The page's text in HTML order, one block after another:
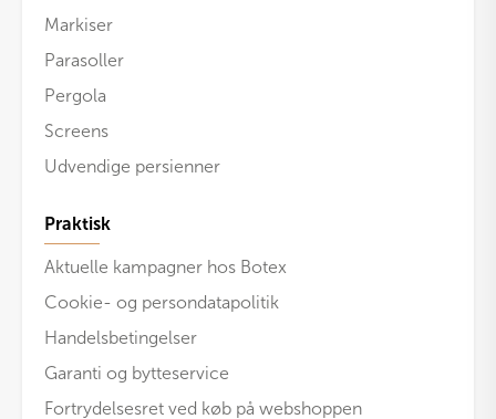
Markiser
Parasoller
Pergola
Screens
Udvendige persienner
Praktisk
Aktuelle kampagner hos Botex
Cookie- og persondatapolitik
Handelsbetingelser
Garanti og bytteservice
Fortrydelsesret ved køb på webshoppen